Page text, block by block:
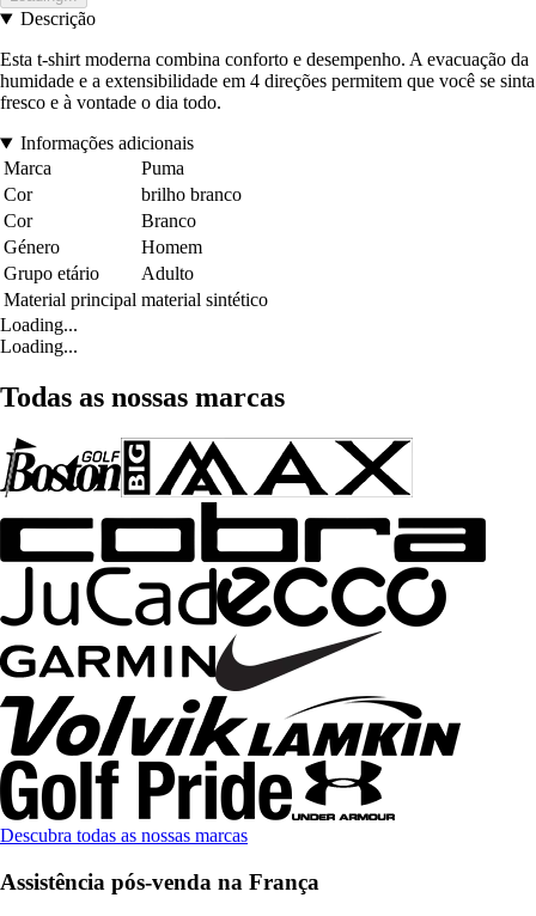
Descrição
Esta t-shirt moderna combina conforto e desempenho. A evacuação da
humidade e a extensibilidade em 4 direções permitem que você se sinta
fresco e à vontade o dia todo.
Informações adicionais
Marca
Puma
Cor
brilho branco
Cor
Branco
Género
Homem
Grupo etário
Adulto
Material principal material sintético
Loading...
Loading...
Todas as nossas marcas
Descubra todas as nossas marcas
Assistência pós-venda na França